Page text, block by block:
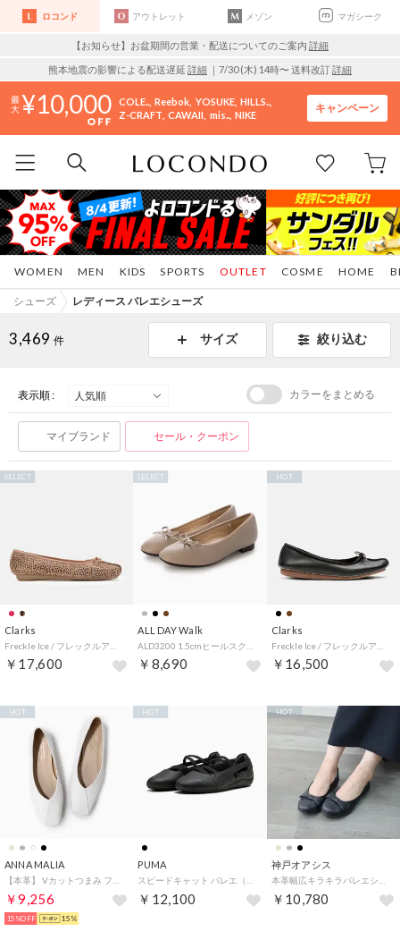
ロコンド アウトレット メゾン マガシーク
【お知らせ】お盆期間の営業・配送についてのご案内 詳細
熊本地震の影響による配送遅延 詳細 ｜7/30 (木) 14時〜 送料改訂詳細
10,000 COLE.. Reebok YOSUKE HILLS..
Z-CRAFT CAWAII mis.. NIKE
キャンペーン
WOMEN MEN KIDS SPORTS COSME HOME
OUTLET
シューズ レディース バレエシューズ
3,469 件 サイズ 絞り込む
表示順 : カラーをまとめる
マイブランド セール・クーポン
Clarks
￥17,600
SELECT
ALL DAY Walk
￥8,690
SELECT
Clarks
￥16,500
HOT
ANNA MALIA
￥9,256
HOT
15%OFF 15%
PUMA
￥12,100
HOT
神戸オアシス
￥10,780
HOT